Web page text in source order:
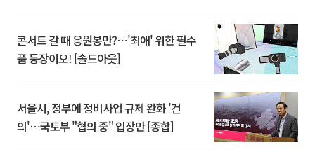
콘서트 갈 때 응원봉만?⋯'최애' 위한 필수
품 등장이오! [솔드아웃]
서울시, 정부에 정비사업 규제 완화 '건
의'⋯국토부 "협의 중" 입장만 [종합]